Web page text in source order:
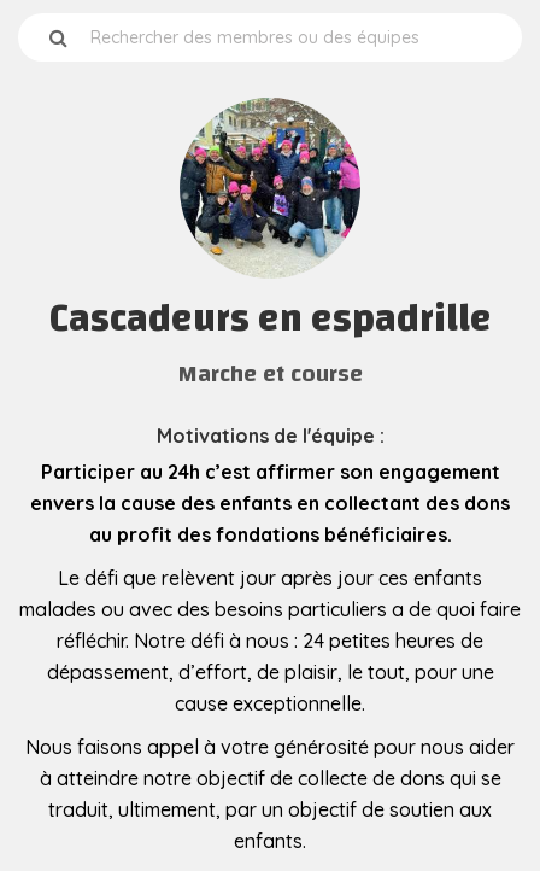
Cascadeurs en espadrille
Marche et course
Motivations de l'équipe :
Participer au 24h c’est affirmer son engagement
envers la cause des enfants en collectant des dons
au profit des fondations bénéficiaires.
Le défi que relèvent jour après jour ces enfants
malades ou avec des besoins particuliers a de quoi faire
réfléchir. Notre défi à nous : 24 petites heures de
dépassement, d’effort, de plaisir, le tout, pour une
cause exceptionnelle.
Nous faisons appel à votre générosité pour nous aider
à atteindre notre objectif de collecte de dons qui se
traduit, ultimement, par un objectif de soutien aux
enfants.